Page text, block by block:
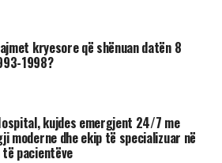
kryesore që shënuan datën 8
1998?
kujdes emergjent 24/7 me
moderne dhe ekip të specializuar në
pacientëve